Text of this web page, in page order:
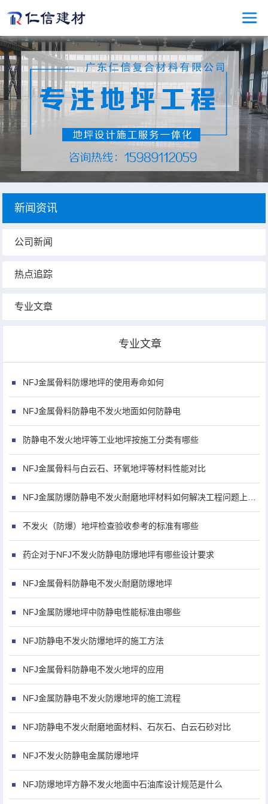
新闻资讯
公司新闻
热点追踪
专业文章
专业文章
NFJ金属骨料防爆地坪的使用寿命如何
NFJ金属骨料防静电不发火地面如何防静电
防静电不发火地坪等工业地坪按施工分类有哪些
NFJ金属骨料与白云石、环氧地坪等材料性能对比
不发火（防爆）地坪检查验收参考的标准有哪些
药企对于NFJ不发火防静电防爆地坪有哪些设计要求
NFJ金属骨料防静电不发火耐磨防爆地坪
NFJ金属防爆地坪中防静电性能标准由哪些
NFJ防静电不发火防爆地坪的施工方法
NFJ金属骨料防静电不发火地坪的应用
NFJ金属防静电不发火防爆地坪的施工流程
NFJ防静电不发火耐磨地面材料、石灰石、白云石砂对比
NFJ不发火防静电金属防爆地坪
NFJ防爆地坪方静不发火地面中石油库设计规范是什么